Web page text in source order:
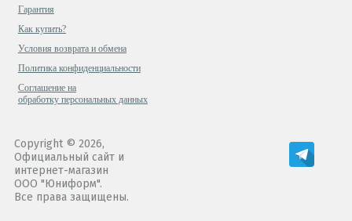
Гарантия
Как купить?
Условия возврата и обмена
Политика конфиденциальности
Cоглашение на
обработку персональных данных
Copyright © 2026,
Официальный сайт и
интернет-магазин
ООО "Юниформ".
Все права защищены.